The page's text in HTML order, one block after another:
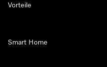
Vorteile
Smart Home